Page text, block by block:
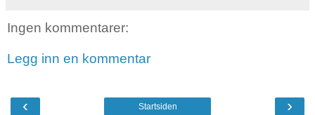
Ingen kommentarer:
Legg inn en kommentar
‹ ›
Startsiden